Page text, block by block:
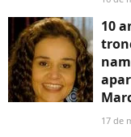
10
17 de